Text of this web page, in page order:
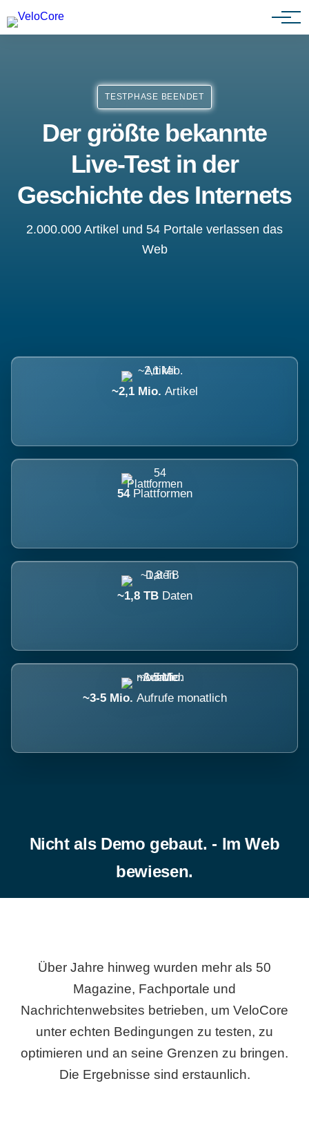
Partnerprogramm
TESTPHASE BEENDET
Der größte bekannte
Live-Test in der
Geschichte des Internets
2.000.000 Artikel und 54 Portale verlassen das
Web
~2,1 Mio. Artikel
54 Plattformen
~1,8 TB Daten
~3-5 Mio. Aufrufe monatlich
Nicht als Demo gebaut. - Im Web
bewiesen.
Über Jahre hinweg wurden mehr als 50
Magazine, Fachportale und
Nachrichtenwebsites betrieben, um VeloCore
unter echten Bedingungen zu testen, zu
optimieren und an seine Grenzen zu bringen.
Die Ergebnisse sind erstaunlich.